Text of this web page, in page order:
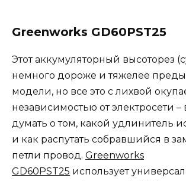
Greenworks GD60PST25
Этот аккумуляторный высоторез
немного дороже и тяжелее
модели, но все это с лихвой
независимостью от электросети
думать о том, какой удлинитель
и как распутать собравшийся в
петли провод. Greenworks
GD60PST25 использует